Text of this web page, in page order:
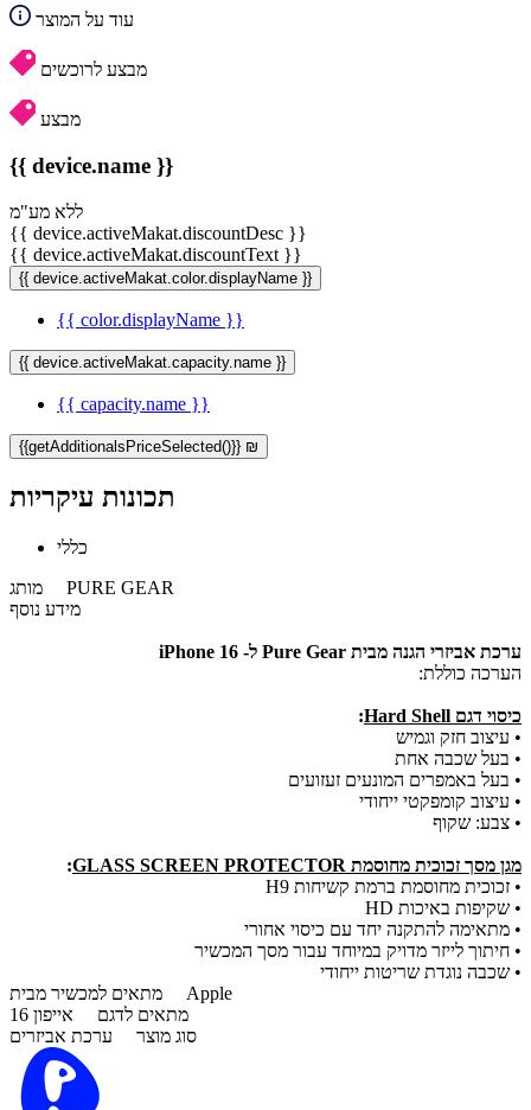
עוד על המוצר
מבצע לרוכשים
מבצע
{{ device.name }}
ללא מע"מ
{{ device.activeMakat.discountDesc }}
{{ device.activeMakat.discountText }}
{{ device.activeMakat.color.displayName }}
{{ color.displayName }}
{{ device.activeMakat.capacity.name }}
{{ capacity.name }}
{{getAdditionalsPriceSelected()}} ₪
תכונות עיקריות
כללי
מותג PURE GEAR
מידע נוסף
ערכת אביזרי הגנה מבית Pure Gear ל- iPhone 16
הערכה כוללת:
כיסוי דגם Hard Shell
:
• עיצוב חזק וגמיש
• בעל שכבה אחת
​• בעל באמפרים המונעים זעזועים
• עיצוב קומפקטי ייחודי
• צבע: שקוף
מגן מסך זכוכית מחוסמת GLASS SCREEN PROTECTOR
:
• זכוכית מחוסמת ברמת קשיחות H9
• שקיפות באיכות HD
• מתאימה להתקנה יחד עם כיסוי אחורי
• חיתוך לייזר מדויק במיוחד עבור מסך המכשיר
• שכבה נוגדת שריטות ייחודי
מתאים למכשיר מבית Apple
מתאים לדגם אייפון 16
סוג מוצר ערכת אביזרים